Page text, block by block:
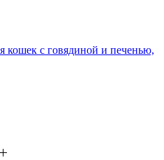
кошек с говядиной и печенью,